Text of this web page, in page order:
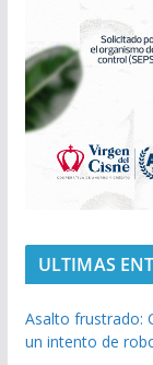
ULTIMAS
Asalto frustrado:
un intento de